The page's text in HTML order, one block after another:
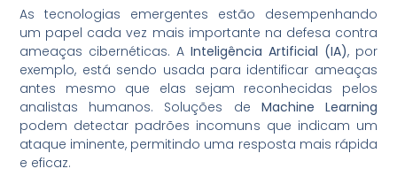
As tecnologias emergentes estão desempenhando
um papel cada vez mais importante na defesa contra
ameaças cibernéticas. A Inteligência Artificial (IA), por
exemplo, está sendo usada para identificar ameaças
antes mesmo que elas sejam reconhecidas pelos
analistas humanos. Soluções de Machine Learning
podem detectar padrões incomuns que indicam um
ataque iminente, permitindo uma resposta mais rápida
e eficaz.